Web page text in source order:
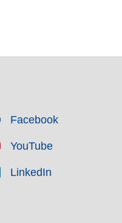
Facebook
YouTube
LinkedIn